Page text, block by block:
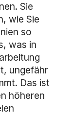
Sie
wie Sie
so
was in
ungefähr
Das ist
höheren